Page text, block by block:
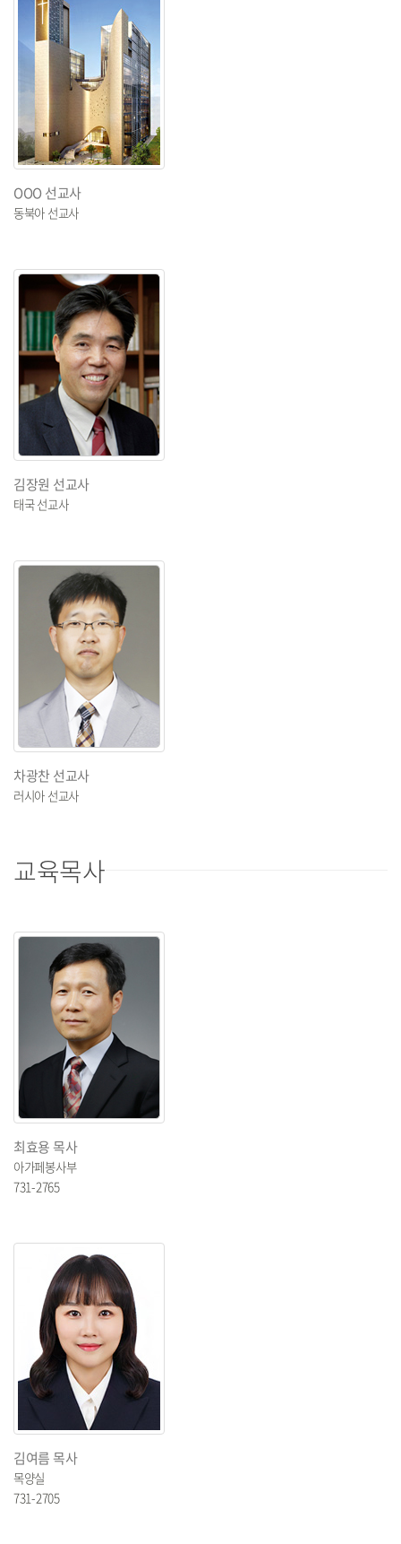
OOO 선교사
동북아 선교사
김장원 선교사
태국 선교사
차광찬 선교사
러시아 선교사
교육목사
최효용 목사
아가페봉사부
731-2765
김여름 목사
목양실
731-2705